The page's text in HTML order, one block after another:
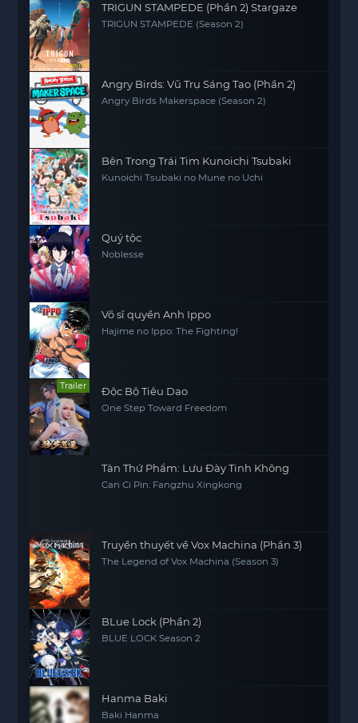
TRIGUN STAMPEDE (Phần 2) Stargaze
TRIGUN STAMPEDE (Season 2)
Angry Birds: Vũ Trụ Sáng Tạo (Phần 2)
Angry Birds Makerspace (Season 2)
Bên Trong Trái Tim Kunoichi Tsubaki
Kunoichi Tsubaki no Mune no Uchi
Quý tộc
Noblesse
Võ sĩ quyền Anh Ippo
Hajime no Ippo: The Fighting!
Trailer Độc Bộ Tiêu Dao
One Step Toward Freedom
Tàn Thứ Phẩm: Lưu Đày Tinh Không
Can Ci Pin: Fangzhu Xingkong
Truyền thuyết về Vox Machina (Phần 3)
The Legend of Vox Machina (Season 3)
BLue Lock (Phần 2)
BLUE LOCK Season 2
Hanma Baki
Baki Hanma